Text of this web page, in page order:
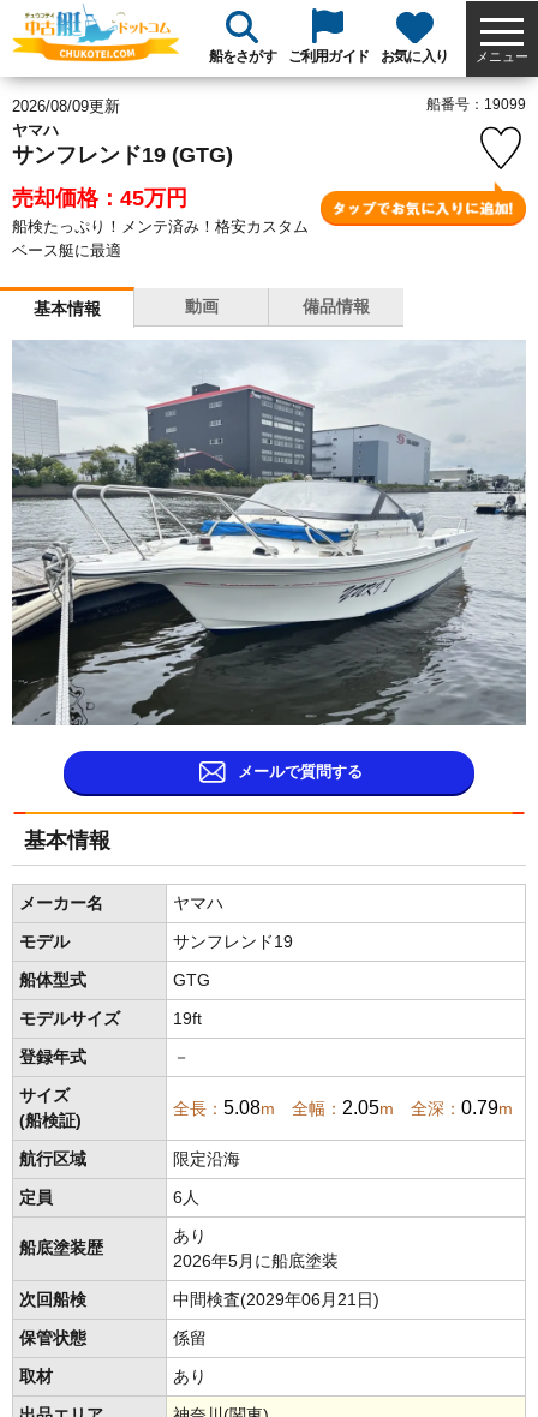
船をさがす ご利用ガイド お気に入り メニュー
2026/08/09更新
ヤマハ
サンフレンド19 (GTG)
売却価格：45万円
船検たっぷり！メンテ済み！格安カスタム
ベース艇に最適
船番号：19099
基本情報 動画 備品情報
メールで質問する
基本情報
メーカー名 ヤマハ
モデル サンフレンド19
船体型式 GTG
モデルサイズ 19ft
登録年式 －
サイズ
(船検証)
全長： 5.08m 全幅： 2.05m 全深： 0.79m
航行区域 限定沿海
定員 6人
船底塗装歴
あり
2026年5月に船底塗装
次回船検 中間検査(2029年06月21日)
保管状態 係留
取材 あり